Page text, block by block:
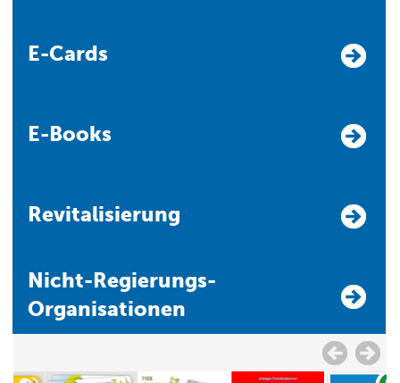
E-Cards
E-Books
Revitalisierung
Nicht-Regierungs-
Organisationen